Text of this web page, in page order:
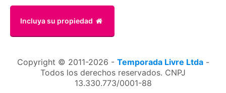
Incluya su propiedad
Copyright © 2011-2026 - Temporada Livre Ltda-
Todos los derechos reservados. CNPJ
13.330.773/0001-88